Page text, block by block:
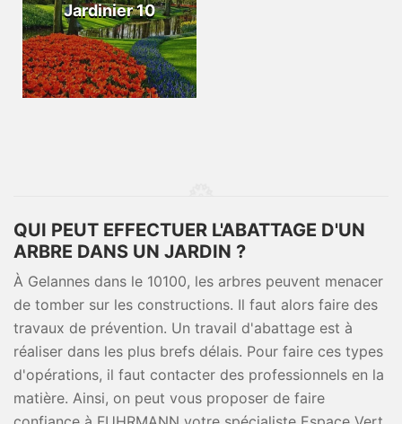
Jardinier 10
QUI PEUT EFFECTUER L'ABATTAGE D'UN
ARBRE DANS UN JARDIN ?
À Gelannes dans le 10100, les arbres peuvent menacer
de tomber sur les constructions. Il faut alors faire des
travaux de prévention. Un travail d'abattage est à
réaliser dans les plus brefs délais. Pour faire ces types
d'opérations, il faut contacter des professionnels en la
matière. Ainsi, on peut vous proposer de faire